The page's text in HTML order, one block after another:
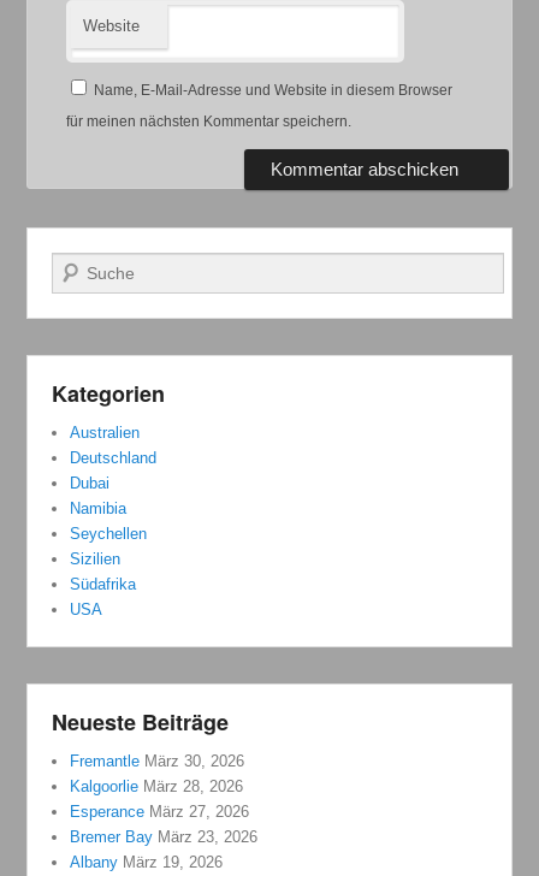
Website
Name, E-Mail-Adresse und Website in diesem Browser
für meinen nächsten Kommentar speichern.
Suchen
Kategorien
Australien
Deutschland
Dubai
Namibia
Seychellen
Sizilien
Südafrika
USA
Neueste Beiträge
Fremantle März 30, 2026
Kalgoorlie März 28, 2026
Esperance März 27, 2026
Bremer Bay März 23, 2026
Albany März 19, 2026